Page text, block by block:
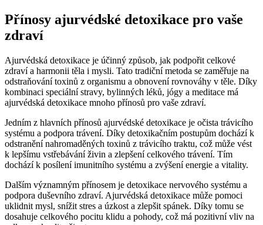
Přínosy ajurvédské detoxikace pro vaše
zdraví
Ajurvédská detoxikace je účinný způsob, jak podpořit celkové
zdraví a harmonii těla i mysli. Tato tradiční metoda se zaměřuje na
odstraňování toxinů z organismu a obnovení rovnováhy v těle. Díky
kombinaci speciální stravy, bylinných léků, jógy a meditace má
ajurvédská detoxikace mnoho přínosů pro vaše zdraví.
Jedním z hlavních přínosů ajurvédské detoxikace je očista trávicího
systému a podpora trávení. Díky detoxikačním postupům dochází k
odstranění nahromaděných toxinů z trávicího traktu, což může vést
k lepšímu vstřebávání živin a zlepšení celkového trávení. Tím
dochází k posílení imunitního systému a zvýšení energie a vitality.
Dalším významným přínosem je detoxikace nervového systému a
podpora duševního zdraví. Ajurvédská detoxikace může pomoci
uklidnit mysl, snížit stres a úzkost a zlepšit spánek. Díky tomu se
dosahuje celkového pocitu klidu a pohody, což má pozitivní vliv na